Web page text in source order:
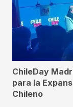
ChileDay
para la
Chileno